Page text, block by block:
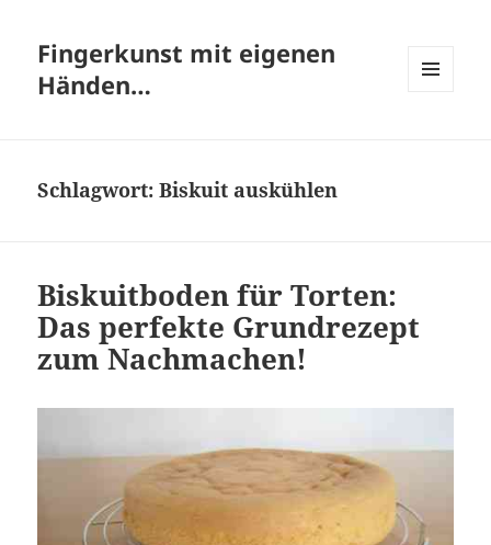
Fingerkunst mit eigenen
Händen…
Schlagwort:Biskuit auskühlen
Biskuitboden für Torten:
Das perfekte Grundrezept
zum Nachmachen!